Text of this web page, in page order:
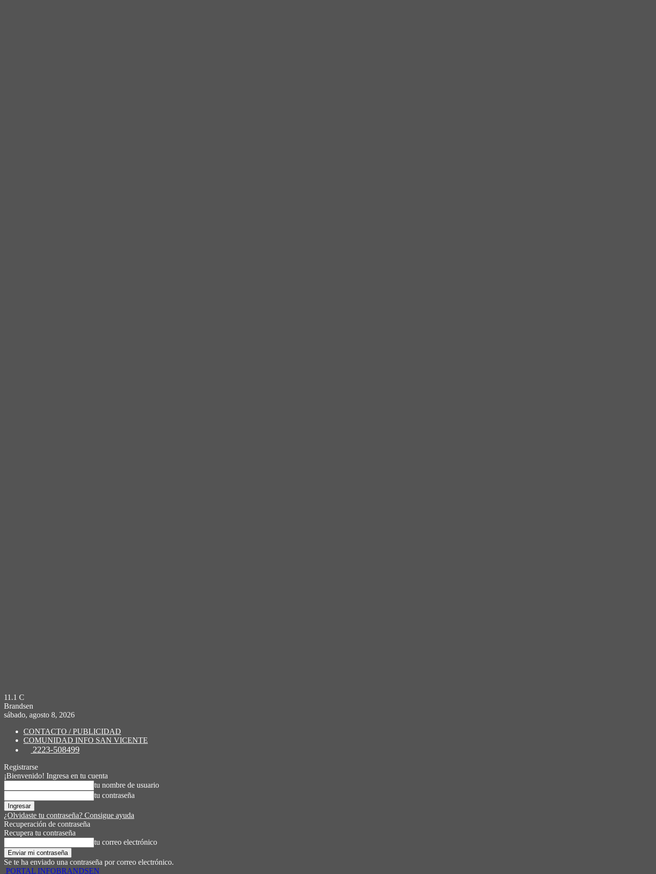
11.1 C
Brandsen
sábado, agosto 8, 2026
CONTACTO / PUBLICIDAD
COMUNIDAD INFO SAN VICENTE
2223-508499
Registrarse
¡Bienvenido! Ingresa en tu cuenta
tu nombre de usuario
tu contraseña
¿Olvidaste tu contraseña? Consigue ayuda
Recuperación de contraseña
Recupera tu contraseña
tu correo electrónico
Se te ha enviado una contraseña por correo electrónico.
PORTAL INFOBRANDSEN